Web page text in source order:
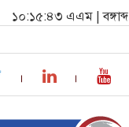
১০:১৫:৪৩ এএম|বঙ্গাব্দ